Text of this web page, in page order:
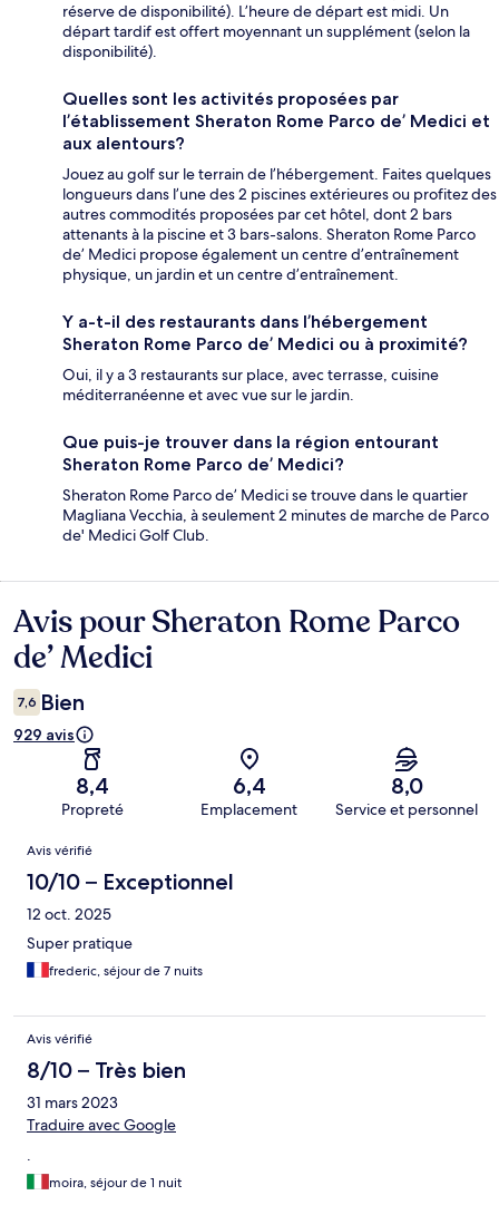
réserve de disponibilité). L’heure de départ est midi. Un
départ tardif est offert moyennant un supplément (selon la
disponibilité).
Quelles sont les activités proposées par
l’établissement Sheraton Rome Parco de’ Medici et
aux alentours?
Jouez au golf sur le terrain de l’hébergement. Faites quelques
longueurs dans l’une des 2 piscines extérieures ou profitez des
autres commodités proposées par cet hôtel, dont 2 bars
attenants à la piscine et 3 bars-salons. Sheraton Rome Parco
de’ Medici propose également un centre d’entraînement
physique, un jardin et un centre d’entraînement.
Y a-t-il des restaurants dans l’hébergement
Sheraton Rome Parco de’ Medici ou à proximité?
Oui, il y a 3 restaurants sur place, avec terrasse, cuisine
méditerranéenne et avec vue sur le jardin.
Que puis-je trouver dans la région entourant
Sheraton Rome Parco de’ Medici?
Sheraton Rome Parco de’ Medici se trouve dans le quartier
Magliana Vecchia, à seulement 2 minutes de marche de Parco
de' Medici Golf Club.
Avis
Avis pour Sheraton Rome Parco
de’ Medici
7,6 Bien
929 avis
8,4
Propreté
6,4
Emplacement
8,0
Service et personnel
Avis
Avis vérifié
10/10 – Exceptionnel
12 oct. 2025
Super pratique
frederic, séjour de 7 nuits
Avis vérifié
8/10 – Très bien
31 mars 2023
Traduire avec Google
.
moira, séjour de 1 nuit